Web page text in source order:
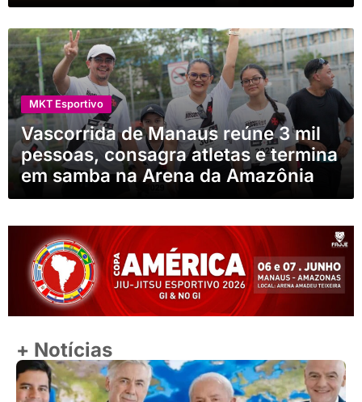
MKT Esportivo
Vascorrida de Manaus reúne 3 mil
pessoas, consagra atletas e termina
em samba na Arena da Amazônia
+ Notícias